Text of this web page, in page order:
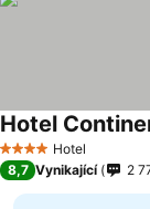
4 Počet hvězdiček
Hotel
Hotel
8,7 Vynikající 2